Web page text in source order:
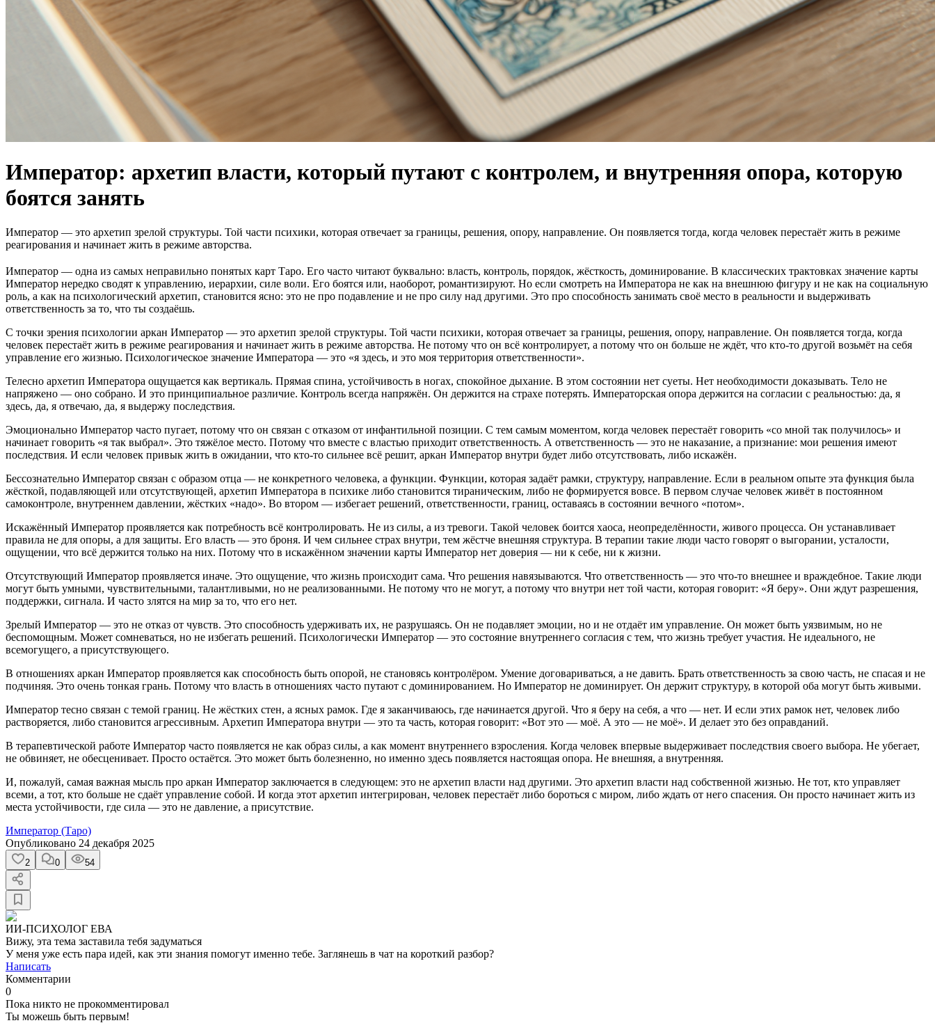
Император: архетип власти, который путают с контролем, и внутренняя опора, которую
боятся занять
Император — это архетип зрелой структуры. Той части психики, которая отвечает за границы, решения, опору, направление. Он появляется тогда, когда человек перестаёт жить в режиме
реагирования и начинает жить в режиме авторства.
Император — одна из самых неправильно понятых карт Таро. Его часто читают буквально: власть, контроль, порядок, жёсткость, доминирование. В классических трактовках значение карты
Император нередко сводят к управлению, иерархии, силе воли. Его боятся или, наоборот, романтизируют. Но если смотреть на Императора не как на внешнюю фигуру и не как на социальную
роль, а как на психологический архетип, становится ясно: это не про подавление и не про силу над другими. Это про способность занимать своё место в реальности и выдерживать
ответственность за то, что ты создаёшь.
С точки зрения психологии аркан Император — это архетип зрелой структуры. Той части психики, которая отвечает за границы, решения, опору, направление. Он появляется тогда, когда
человек перестаёт жить в режиме реагирования и начинает жить в режиме авторства. Не потому что он всё контролирует, а потому что он больше не ждёт, что кто-то другой возьмёт на себя
управление его жизнью. Психологическое значение Императора — это «я здесь, и это моя территория ответственности».
Телесно архетип Императора ощущается как вертикаль. Прямая спина, устойчивость в ногах, спокойное дыхание. В этом состоянии нет суеты. Нет необходимости доказывать. Тело не
напряжено — оно собрано. И это принципиальное различие. Контроль всегда напряжён. Он держится на страхе потерять. Императорская опора держится на согласии с реальностью: да, я
здесь, да, я отвечаю, да, я выдержу последствия.
Эмоционально Император часто пугает, потому что он связан с отказом от инфантильной позиции. С тем самым моментом, когда человек перестаёт говорить «со мной так получилось» и
начинает говорить «я так выбрал». Это тяжёлое место. Потому что вместе с властью приходит ответственность. А ответственность — это не наказание, а признание: мои решения имеют
последствия. И если человек привык жить в ожидании, что кто-то сильнее всё решит, аркан Император внутри будет либо отсутствовать, либо искажён.
Бессознательно Император связан с образом отца — не конкретного человека, а функции. Функции, которая задаёт рамки, структуру, направление. Если в реальном опыте эта функция была
жёсткой, подавляющей или отсутствующей, архетип Императора в психике либо становится тираническим, либо не формируется вовсе. В первом случае человек живёт в постоянном
самоконтроле, внутреннем давлении, жёстких «надо». Во втором — избегает решений, ответственности, границ, оставаясь в состоянии вечного «потом».
Искажённый Император проявляется как потребность всё контролировать. Не из силы, а из тревоги. Такой человек боится хаоса, неопределённости, живого процесса. Он устанавливает
правила не для опоры, а для защиты. Его власть — это броня. И чем сильнее страх внутри, тем жёстче внешняя структура. В терапии такие люди часто говорят о выгорании, усталости,
ощущении, что всё держится только на них. Потому что в искажённом значении карты Император нет доверия — ни к себе, ни к жизни.
Отсутствующий Император проявляется иначе. Это ощущение, что жизнь происходит сама. Что решения навязываются. Что ответственность — это что-то внешнее и враждебное. Такие люди
могут быть умными, чувствительными, талантливыми, но не реализованными. Не потому что не могут, а потому что внутри нет той части, которая говорит: «Я беру». Они ждут разрешения,
поддержки, сигнала. И часто злятся на мир за то, что его нет.
Зрелый Император — это не отказ от чувств. Это способность удерживать их, не разрушаясь. Он не подавляет эмоции, но и не отдаёт им управление. Он может быть уязвимым, но не
беспомощным. Может сомневаться, но не избегать решений. Психологически Император — это состояние внутреннего согласия с тем, что жизнь требует участия. Не идеального, не
всемогущего, а присутствующего.
В отношениях аркан Император проявляется как способность быть опорой, не становясь контролёром. Умение договариваться, а не давить. Брать ответственность за свою часть, не спасая и не
подчиняя. Это очень тонкая грань. Потому что власть в отношениях часто путают с доминированием. Но Император не доминирует. Он держит структуру, в которой оба могут быть живыми.
Император тесно связан с темой границ. Не жёстких стен, а ясных рамок. Где я заканчиваюсь, где начинается другой. Что я беру на себя, а что — нет. И если этих рамок нет, человек либо
растворяется, либо становится агрессивным. Архетип Императора внутри — это та часть, которая говорит: «Вот это — моё. А это — не моё». И делает это без оправданий.
В терапевтической работе Император часто появляется не как образ силы, а как момент внутреннего взросления. Когда человек впервые выдерживает последствия своего выбора. Не убегает,
не обвиняет, не обесценивает. Просто остаётся. Это может быть болезненно, но именно здесь появляется настоящая опора. Не внешняя, а внутренняя.
И, пожалуй, самая важная мысль про аркан Император заключается в следующем: это не архетип власти над другими. Это архетип власти над собственной жизнью. Не тот, кто управляет
всеми, а тот, кто больше не сдаёт управление собой. И когда этот архетип интегрирован, человек перестаёт либо бороться с миром, либо ждать от него спасения. Он просто начинает жить из
места устойчивости, где сила — это не давление, а присутствие.
Император (Таро)
Опубликовано 24 декабря 2025
2 0 54
ИИ-ПСИХОЛОГ ЕВА
Вижу, эта тема заставила тебя задуматься
У меня уже есть пара идей, как эти знания помогут именно тебе. Заглянешь в чат на короткий разбор?
Написать
Комментарии
0
Пока никто не прокомментировал
Ты можешь быть первым!